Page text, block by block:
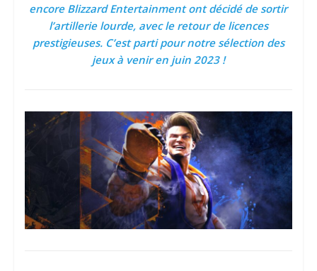
encore Blizzard Entertainment ont décidé de sortir
l’artillerie lourde, avec le retour de licences
prestigieuses. C’est parti pour notre sélection des
jeux à venir en juin 2023 !